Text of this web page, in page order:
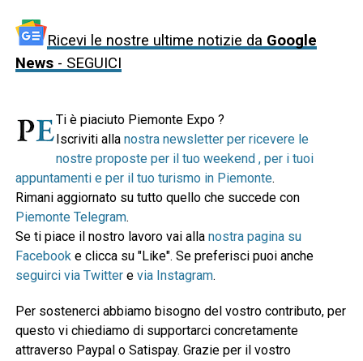
Ricevi le nostre ultime notizie da Google
News- SEGUICI
Ti è piaciuto Piemonte Expo ?
Iscriviti alla nostra newsletter per ricevere le
nostre proposte per il tuo weekend , per i tuoi
appuntamenti e per il tuo turismo in Piemonte.
Rimani aggiornato su tutto quello che succede con
Piemonte Telegram.
Se ti piace il nostro lavoro vai alla nostra pagina su
Facebooke clicca su "Like". Se preferisci puoi anche
seguirci via Twittere via Instagram.
Per sostenerci abbiamo bisogno del vostro contributo, per
questo vi chiediamo di supportarci concretamente
attraverso Paypal o Satispay. Grazie per il vostro